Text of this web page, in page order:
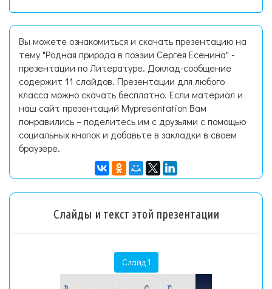
Вы можете ознакомиться и скачать презентацию на
тему "Родная природа в поэзии Сергея Есенина" -
презентации по Литературе. Доклад-сообщение
содержит 11 слайдов. Презентации для любого
класса можно скачать бесплатно. Если материал и
наш сайт презентаций Mypresentation Вам
понравились – поделитесь им с друзьями с помощью
социальных кнопок и добавьте в закладки в своем
браузере.
Слайды и текст этой презентации
Слайд 1